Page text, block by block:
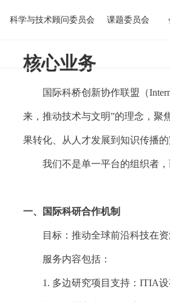
科学与技术顾问委员会 课题委员会
核心业务
国际科桥创新协作联盟（
来，推动技术与文明”的理念，聚
果转化、从人才发展到知识传播的
我们不是单一平台的组织者
一、国际科研合作机制
目标：推动全球前沿科技在
服务内容包括：
1. 多边研究项目支持： ITIA设